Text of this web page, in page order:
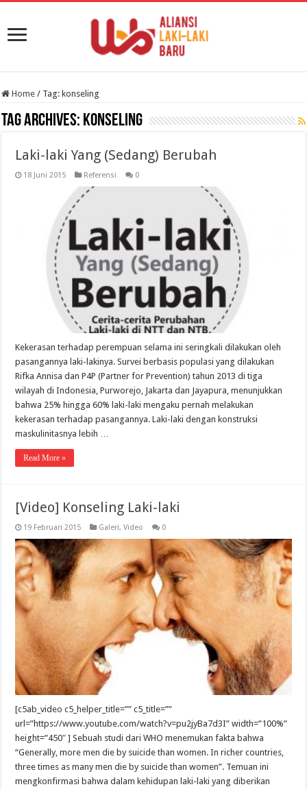
Home / Tag:konseling
Tag Archives: konseling
Laki-laki Yang (Sedang) Berubah
18 Juni 2015 Referensi 0
Kekerasan terhadap perempuan selama ini seringkali dilakukan oleh
pasangannya laki-lakinya. Survei berbasis populasi yang dilakukan
Rifka Annisa dan P4P (Partner for Prevention) tahun 2013 di tiga
wilayah di Indonesia, Purworejo, Jakarta dan Jayapura, menunjukkan
bahwa 25% hingga 60% laki-laki mengaku pernah melakukan
kekerasan terhadap pasangannya. Laki-laki dengan konstruksi
maskulinitasnya lebih …
Read More »
[Video] Konseling Laki-laki
19 Februari 2015 Galeri,Video 0
[c5ab_video c5_helper_title=”” c5_title=””
url=”https://www.youtube.com/watch?v=pu2jyBa7d3I” width=”100%”
height=”450″ ] Sebuah studi dari WHO menemukan fakta bahwa
“Generally, more men die by suicide than women. In richer countries,
three times as many men die by suicide than women”. Temuan ini
mengkonfirmasi bahwa dalam kehidupan laki-laki yang diberikan